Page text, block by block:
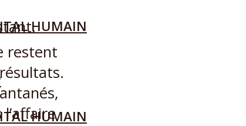
HUMAIN
HUMAIN
restent